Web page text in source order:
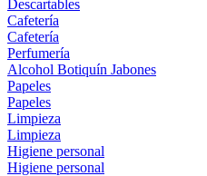
Descartables
Cafetería
Cafetería
Perfumería
Alcohol Botiquín Jabones
Papeles
Papeles
Limpieza
Limpieza
Higiene personal
Higiene personal